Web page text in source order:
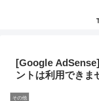
[Google
ントは利用できま
その他